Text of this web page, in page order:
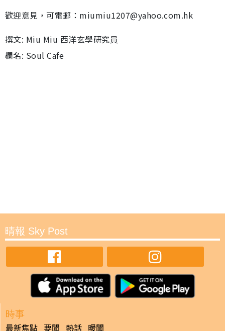
歡迎意見，可電郵：miumiu1207@yahoo.com.hk
撰文: Miu Miu 西洋玄學研究員
欄名: Soul Cafe
晴報 Sky Post
時事
最新焦點 要聞 熱話 暖聞